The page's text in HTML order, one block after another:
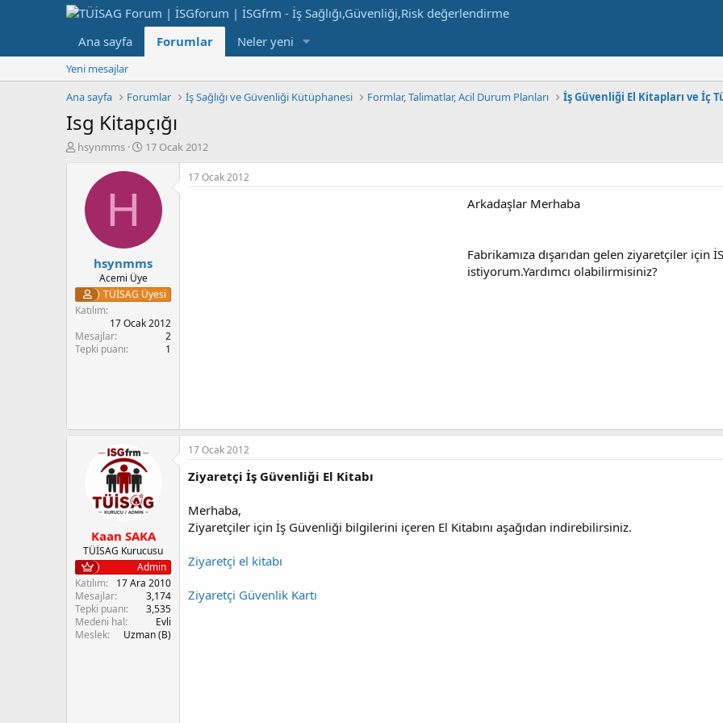
Ana sayfa Forumlar Neler yeni
Yeni mesajlar
Ana sayfa
Forumlar İş Sağlığı ve Güvenliği Kütüphanesi Formlar, Talimatlar, Acil Durum Planları İş Güvenliği El Kitapları ve İç
Isg Kitapçığı
K
l
a
a
n
hsynmms
B
ş
ç
t
a
r
i
17 Ocak 2012
H
hsynmms
Acemi Üye
TÜİSAG Üyesi
Katılım
17 Ocak 2012
Mesajlar
2
Tepki puanı
1
17 Ocak 2012
Arkadaşlar Merhaba
Fabrikamıza dışarıdan gelen ziyaretçiler için
istiyorum.Yardımcı olabilirmisiniz?
Kaan SAKA
TÜİSAG Kurucusu
Admin
Katılım
17 Ara 2010
Mesajlar
3,174
Tepki puanı
3,535
Medeni hal
Evli
Meslek
Uzman (B)
17 Ocak 2012
Ziyaretçi İş Güvenliği El Kitabı
Merhaba,
Ziyaretçiler için İş Güvenliği bilgilerini içeren El Kitabını aşağıdan indirebilirsiniz.
Ziyaretçi el kitabı
Ziyaretçi Güvenlik Kartı